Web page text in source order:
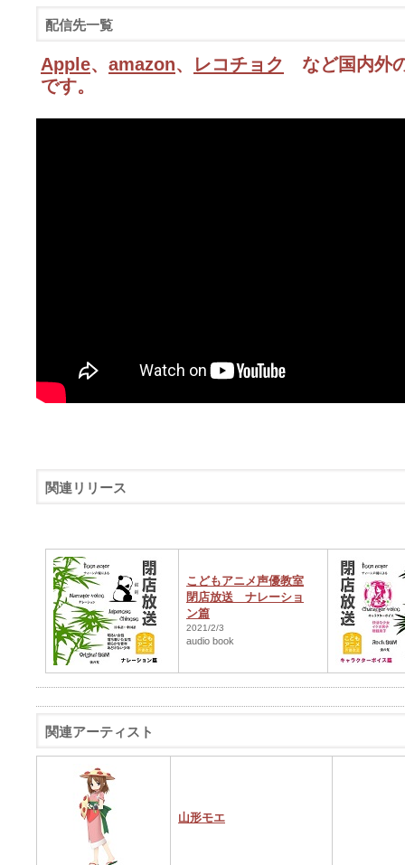
配信先一覧
Apple、 amazon、 レコチョク など国内外
です。
関連リリース
こどもアニメ声優教室
閉店放送 ナレーショ
ン篇
2021/2/3
audio book
関連アーティスト
山形モエ